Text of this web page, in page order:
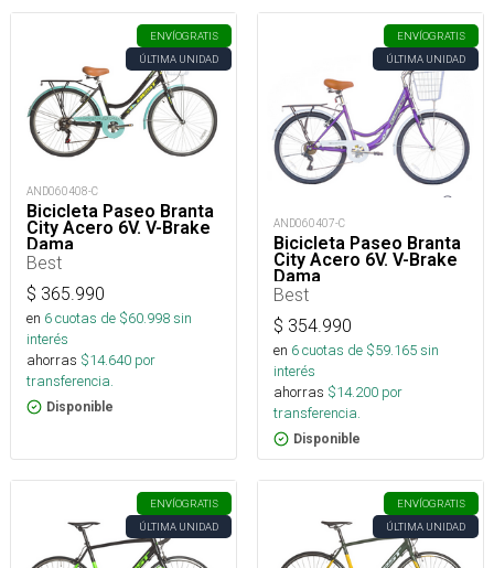
ENVÍOGRATIS
ÚLTIMA UNIDAD
AND060408-C
Bicicleta Paseo Branta
City Acero 6V. V-Brake
Dama
Best
$ 365.990
en 6cuotas de $60.998sin
interés
ahorras $14.640 por
transferencia.
Disponible
ENVÍOGRATIS
ÚLTIMA UNIDAD
AND060407-C
Bicicleta Paseo Branta
City Acero 6V. V-Brake
Dama
Best
$ 354.990
en 6cuotas de $59.165sin
interés
ahorras $14.200 por
transferencia.
Disponible
ENVÍOGRATIS
ÚLTIMA UNIDAD
ENVÍOGRATIS
ÚLTIMA UNIDAD